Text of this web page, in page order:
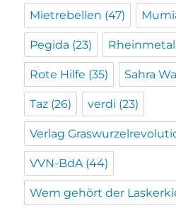
Mietrebellen (47)
Pegida (23)
Rote Hilfe (35) Sahra
Taz (26) verdi (23)
Verlag
VVN-BdA (44)
Wem gehört der